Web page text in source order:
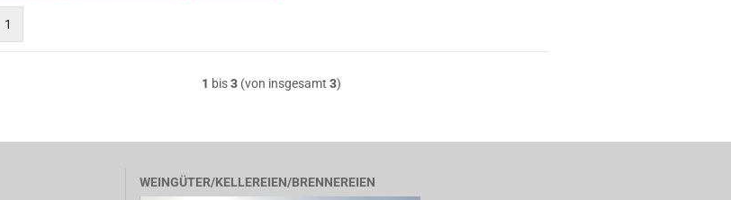
1
1 bis3 (von insgesamt3)
WEINGÜTER/KELLEREIEN/BRENNEREIEN